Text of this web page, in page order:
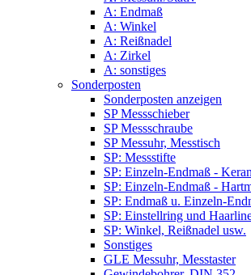
A: Endmaß
A: Winkel
A: Reißnadel
A: Zirkel
A: sonstiges
Sonderposten
Sonderposten anzeigen
SP Messschieber
SP Messschraube
SP Messuhr, Messtisch
SP: Messstifte
SP: Einzeln-Endmaß -
SP: Einzeln-Endmaß -
SP: Endmaß u. Einzeln-
SP: Einstellring und
SP: Winkel, Reißnadel usw.
Sonstiges
GLE Messuhr, Messtaster